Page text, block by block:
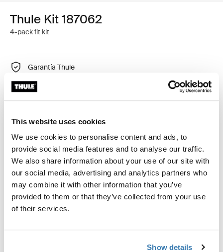
This website uses cookies
We use cookies to personalise content and ads, to
provide social media features and to analyse our traffic.
We also share information about your use of our site with
our social media, advertising and analytics partners who
may combine it with other information that you’ve
provided to them or that they’ve collected from your use
of their services.
Show details
Thule Kit 187062
4-pack fit kit
Garantía Thule
Encontrar en tienda
Kit de ajuste a la medida para montar un sistema de
portaequipajes de techo Thule en vehículos con puntos
de fijación integrados, perfil en T o puntos de fijación
de portaequipajes de instalación personalizada.